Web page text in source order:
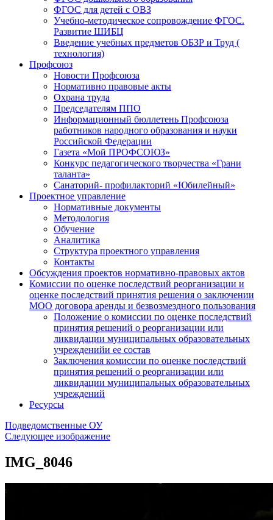
ФГОС для детей с ОВЗ
Учебно-методическое сопровождение ФГОС.
Развитие ШИБЦ
Введение учебных предметов ОБЗР и Труд (
технология)
Профсоюз
Новости Профсоюза
Нормативно правовые акты
Охрана труда
Председателям ППО
Информационный бюллетень Профсоюза
работников народного образования и науки
Российской Федерации
Газета «Мой ПРОФСОЮЗ»
Конкурс педагогического творчества «Грани
таланта»
Санаторий- профилакторий «Юбилейный»
Проектное управление
Нормативные документы
Методология
Обучение
Аналитика
Структура проектного управления
Контакты
Обсуждения проектов нормативно-правовых актов
Комиссии по оценке последствий реорганизации и
оценке последствий принятия решения о заключении
МОО договора аренды и безвозмездного пользования
Положение о комиссии по оценке последствий
принятия решений о реорганизации или
ликвидации муниципальных образовательных
учрежденийи ее состав
Заключения комиссии по оценке последствий
принятия решений о реорганизации или
ликвидации муниципальных образовательных
учреждений
Ресурсы
Подведомственные ОУ
Следующее изображение
IMG_8046